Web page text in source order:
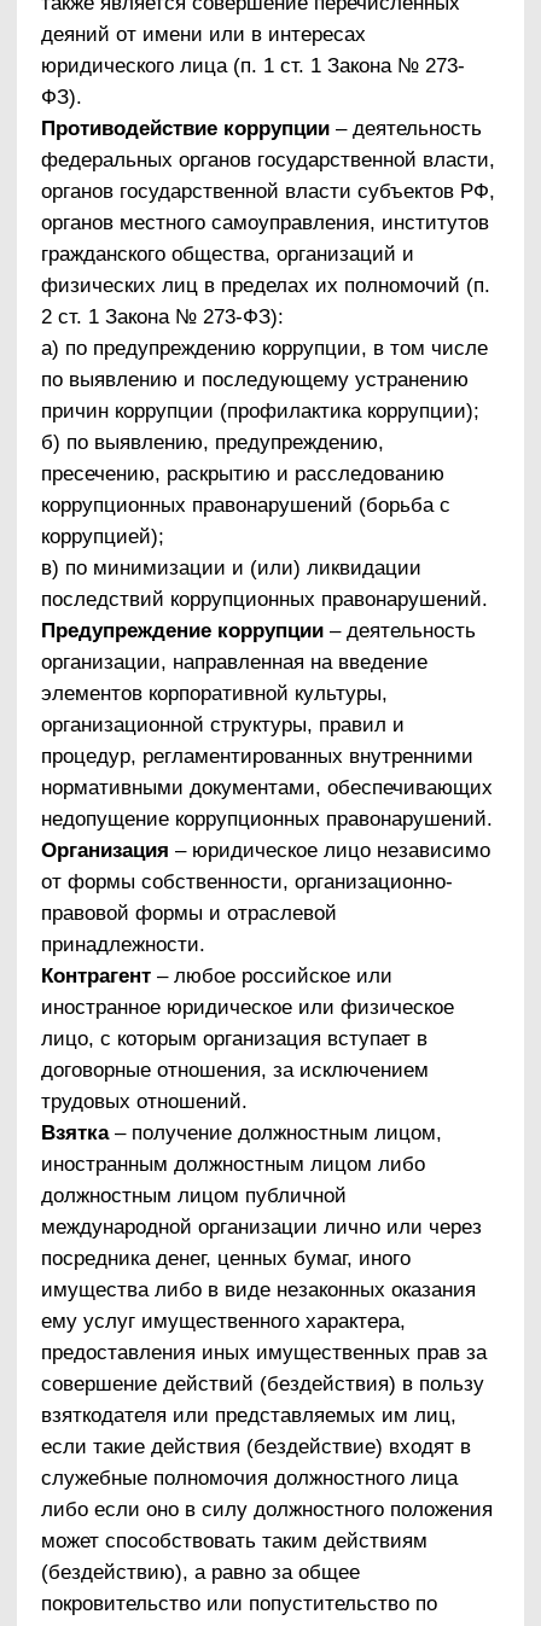
услуг имущественного характера,
предоставление иных имущественных прав за
совершение действий (бездействие) в
интересах дающего в связи с занимаемым
этим лицом служебным положением (ч. 1 ст.
204 УК РФ).
деятельности организации требованиям,
налагаемым на нее российским и зарубежным
законодательством, иными обязательными для
исполнения регулирующими документами, а
также создание в организации механизмов
анализа, выявления и оценки рисков
обеспечение комплексной защиты организации.
3. Круг лиц, попадающих под действие
антикоррупционной политики
Настоящая антикоррупционная политика
разработана для использования в ООО «МРТ
политика может быть использована широким
кругом лиц.
Руководство ООО «МРТ Альянс» может
использовать антикоррупционную политику в
целях:
ознакомления работников с основными
могут быть внедрены в организации в целях
предупреждения и противодействия
ознакомления сотрудников с ролью,
функциями и обязанностями, которые
руководству ООО «МРТ Альянс»
эффективной реализации в организации
антикоррупционных мер.
Лица, ответственные за реализацию
антикоррупционной политики в организации,
могут использовать настоящий документ в
целях разработки и реализации в организации
на предупреждение и противодействие
коррупции, включая разработку и внедрение
методических материалов.
Работники организации могут использовать
антикоррупционную политику ООО «МРТ
о нормативно-правовом регулировании в
сфере противодействия коррупции и
ответственности за совершение
коррупционных правонарушений;
об обязанностях, которые могут быть
возложены на работников организации в
мер.
Нормативное правовое обеспечение
актом в сфере борьбы с коррупцией является
Закон № 273-ФЗ.
коррупции в организации
При создании системы мер противодействия
коррупции в ООО «МРТ Альянс»
администрация руководствовалась
следующими ключевыми принципами:
Альянс» действующему законодательству и